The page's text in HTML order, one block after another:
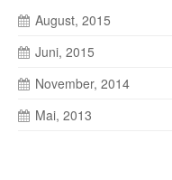
August, 2015
Juni, 2015
November, 2014
Mai, 2013